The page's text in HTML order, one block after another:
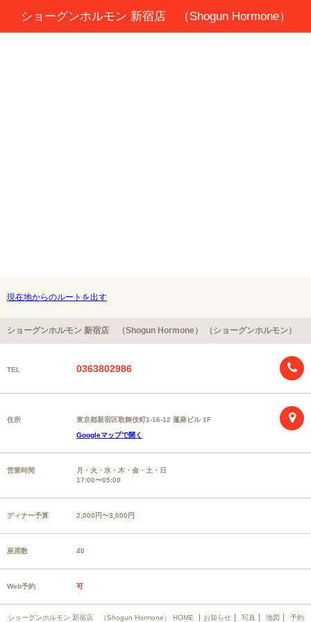
ショーグンホルモン 新宿店 （Shogun Hormone）
現在地からのルートを出す
ショーグンホルモン 新宿店 （Shogun Hormone） （ショーグンホルモン）
TEL 0363802986
住所
東京都新宿区歌舞伎町1-16-12 蓬麻ビル 1F
Googleマップで開く
営業時間
月・火・水・木・金・土・日
17:00〜05:00
ディナー予算 2,000円〜3,000円
座席数 40
Web予約 可
ショーグンホルモン 新宿店 （Shogun Hormone） HOME お知らせ 写真 地図 予約